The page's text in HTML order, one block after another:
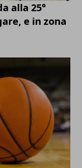
alla 25°
e in zona